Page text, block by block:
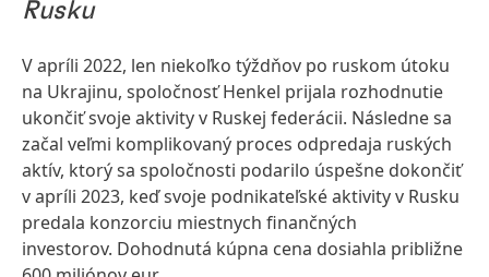
Rusku
V apríli 2022, len niekoľko týždňov po ruskom útoku
na Ukrajinu, spoločnosť Henkel prijala rozhodnutie
ukončiť svoje aktivity v Ruskej federácii. Následne sa
začal veľmi komplikovaný proces odpredaja ruských
aktív, ktorý sa spoločnosti podarilo úspešne dokončiť
v apríli 2023, keď svoje podnikateľské aktivity v Rusku
predala konzorciu miestnych finančných
investorov. Dohodnutá kúpna cena dosiahla približne